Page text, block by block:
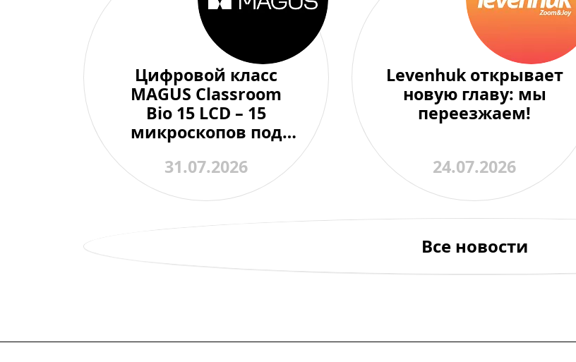
Цифровой класс
MAGUS Classroom
Bio 15 LCD – 15
микроскопов под
преподавателя
31.07.2026
Levenhuk открывает
новую главу: мы
переезжаем!
24.07.2026
Все новости